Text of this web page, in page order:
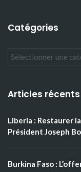
Catégories
Articles récents
Liberia : Restaurer
Président Joseph
Burkina Faso :